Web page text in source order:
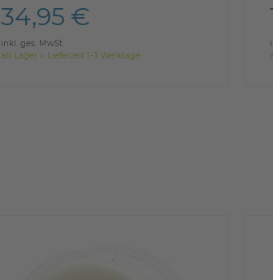
34,95 €
inkl. ges. MwSt.
ab Lager > Lieferzeit 1-3 Werktage